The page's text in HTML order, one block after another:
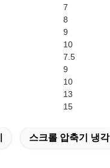
7
8
9
10
7.5
9
10
13
15
스크롤 압축기 냉각